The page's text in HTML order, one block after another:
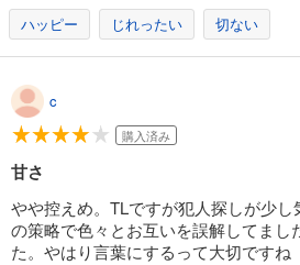
ハッピー じれったい 切ない
c
購入済み
甘さ
やや控えめ。TLですが犯人探しが少
の策略で色々とお互いを誤解してまし
た。やはり言葉にするって大切ですね